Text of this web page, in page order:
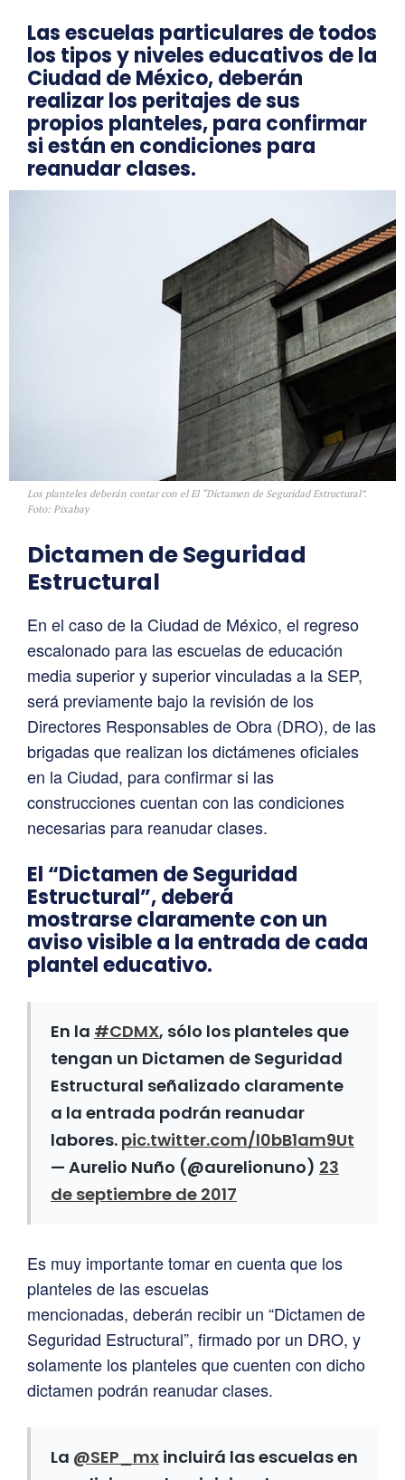
Las escuelas particulares de todos
los tipos y niveles educativos de la
Ciudad de México, deberán
realizar los peritajes de sus
propios planteles, para confirmar
si están en condiciones para
reanudar clases.
Los planteles deberán contar con el El “Dictamen de Seguridad Estructural”.
Foto: Pixabay
Dictamen de Seguridad
Estructural
En el caso de la Ciudad de México, el regreso
escalonado para las escuelas de educación
media superior y superior vinculadas a la SEP,
será previamente bajo la revisión de los
Directores Responsables de Obra (DRO), de las
brigadas que realizan los dictámenes oficiales
en la Ciudad, para confirmar si las
construcciones cuentan con las condiciones
necesarias para reanudar clases.
El “Dictamen de Seguridad
Estructural”, deberá
mostrarse claramente con un
aviso visible a la entrada de cada
plantel educativo.
En la #CDMX, sólo los planteles que
tengan un Dictamen de Seguridad
Estructural señalizado claramente
a la entrada podrán reanudar
labores. pic.twitter.com/l0bB1am9Ut
— Aurelio Nuño (@aurelionuno) 23
de septiembre de 2017
Es muy importante tomar en cuenta que los
planteles de las escuelas
mencionadas, deberán recibir un “Dictamen de
Seguridad Estructural”, firmado por un DRO, y
solamente los planteles que cuenten con dicho
dictamen podrán reanudar clases.
La @SEP_mx incluirá las escuelas en